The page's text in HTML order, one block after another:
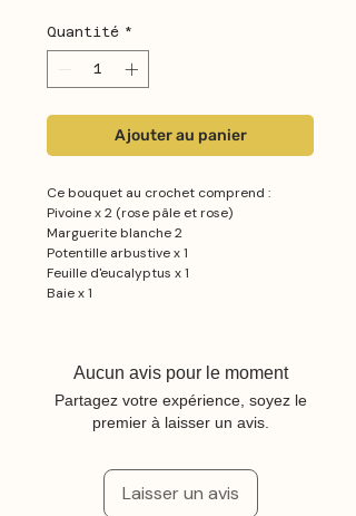
Quantité *
Ajouter au panier
Ce bouquet au crochet comprend :
Pivoine x 2 (rose pâle et rose)
Marguerite blanche 2
Potentille arbustive x 1
Feuille d'eucalyptus x 1
Baie x 1
Aucun avis pour le moment
Partagez votre expérience, soyez le
premier à laisser un avis.
Laisser un avis